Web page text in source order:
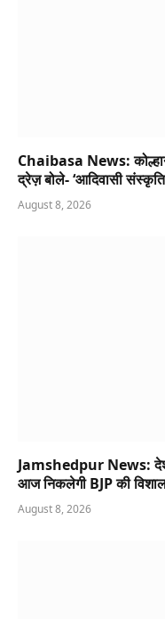
Chaibasa News: कोल्हान
द्रेज़ बोले- ‘आदिवासी
August 8, 2026
Jamshedpur News:
आज निकलेगी BJP की विशाल
August 8, 2026